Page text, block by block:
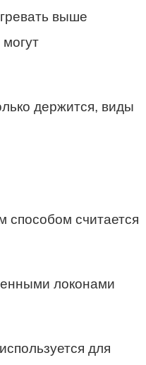
выше
способом считается
локонами
для